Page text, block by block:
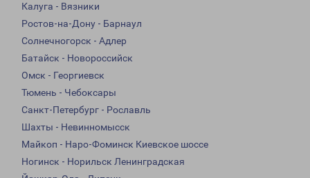
Калуга - Вязники
Ростов-на-Дону - Барнаул
Солнечногорск - Адлер
Батайск - Новороссийск
Омск - Георгиевск
Тюмень - Чебоксары
Санкт-Петербург - Рославль
Шахты - Невинномысск
Майкоп - Наро-Фоминск Киевское шоссе
Ногинск - Норильск Ленинградская